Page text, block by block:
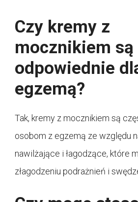
Czy kremy z
mocznikiem są
odpowiednie
egzemą?
Tak, kremy z mocznikiem są
osobom z egzemą ze względu
nawilżające i łagodzące, które
złagodzeniu podrażnień i